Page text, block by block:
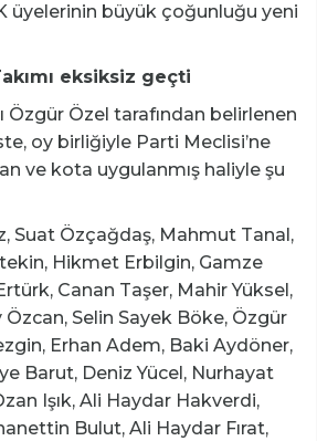
üyelerinin büyük çoğunluğu yeni
eksiksiz geçti
Özgür Özel tarafından belirlenen
oy birliğiyle Parti Meclisi’ne
ve kota uygulanmış haliyle şu
Suat Özçağdaş, Mahmut Tanal,
Hikmet Erbilgin, Gamze
Canan Taşer, Mahir Yüksel,
Özcan, Selin Sayek Böke, Özgür
Erhan Adem, Baki Aydöner,
Barut, Deniz Yücel, Nurhayat
Işık, Ali Haydar Hakverdi,
Bulut, Ali Haydar Fırat,